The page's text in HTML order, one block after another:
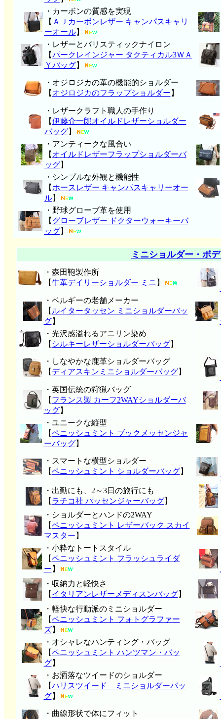
・カーボンの質感を実現
【 ＡＪカーボンレザー キャンパスキャリ
ーオール】
・レザーとバリスティックナイロン
【パークレインジャー タクティカル3ＷＡ
Ｙバッグ】
・オジロジカの革の機能的ショルダー
【 オジロジカのフラップショルダー 】
・レザークラフト職人の手作り
【伊藤介一郎オイルドレザーショルダー
バッグ】
・アンティークな風合い
【 オイルドレザーフラップショルダーバ
ッグ】
・シンプルな外観と機能性
【 ホースレザー キャンパスキャリーオー
ル】
・野球グローブ革を使用
【 グローブレザー ドクターウォーキーバ
ッグ】
ミニショルダー・ボ
・森田鞄製作所
【牛革デイリーショルダー ミニ 】
・ベルギーの老舗メーカー
【 ルイタータッセン ミニショルダーバッ
グ】
・光沢感溢れるアニリン染め
【 シルキーレザーショルダーバッグ】
・しなやかな鹿革ショルダーバッグ
【 ディアスキンミニショルダーバッグ】
・英国伝統の狩猟バッグ
【 フランス製 カーフ2WAYショルダーバ
ッグ】
・ユニークな縦型
【ペニッシュミント ブックメッセンジャ
ーバッグ】
・スマートな横型ショルダー
【ペニッシュミント ショルダーバッグ】
・出勤にも、2～3日の旅行にも
【 ラチコ社 パッセンジャーバッグ】
・ショルダーとハンドの2WAY
【ペニッシュミント レザーバック スカイ
マスター 】
・小粋なトートスタイル
【ペニッシュミント フラッシュライダ
ー 】
・収納力と軽快さ
【 イタリアンレザーメディスンバッグ】
・軽快な行動派のミニショルダー
【ペニッシュミント フォトグラファー
ズ】
・オシャレなハンティング・バッグ
【ペニッシュミント ハンツマン・バッ
グ】
・お洒落なツイードのショルダー
【ハリスツイード ミニショルダーバッ
グ】
・曲線形状で体にフィット